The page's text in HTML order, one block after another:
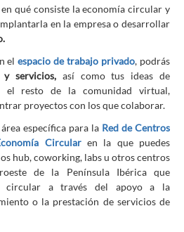
qué consiste la economía circular y
en la empresa o desarrollar
elespacio de trabajo privado, podrás
y servicios, así como tus ideas de
el resto de la comunidad virtual,
proyectos con los que colaborar.
específica para la Red de Centros
Circular en la que puedes
hub, coworking, labs u otros centros
de la Península Ibérica que
circular a través del apoyo a la
o la prestación de servicios de